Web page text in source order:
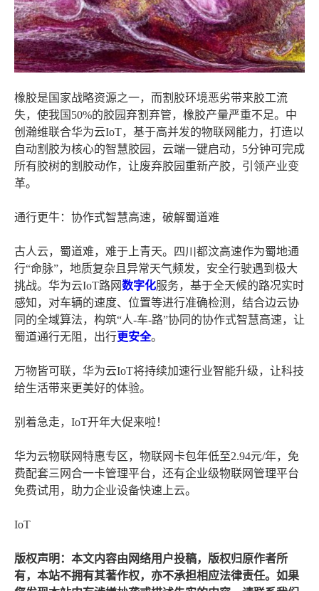
橡胶是国家战略资源之一，而割胶环境恶劣带来胶工流
失，使我国50%的胶园弃割弃管，橡胶产量严重不足。中
创瀚维联合华为云IoT，基于高并发的物联网能力，打造以
自动割胶为核心的智慧胶园，云端一键启动，5分钟可完成
所有胶树的割胶动作，让废弃胶园重新产胶，引领产业变
革。
通行更牛：协作式智慧高速，破解蜀道难
古人云，蜀道难，难于上青天。四川都汶高速作为蜀地通
行“命脉”，地质复杂且异常天气频发，安全行驶遇到极大
挑战。华为云IoT路网数字化服务，基于全天候的路况实时
感知，对车辆的速度、位置等进行准确检测，结合边云协
同的全域算法，构筑“人-车-路”协同的协作式智慧高速，让
蜀道通行无阻，出行更安全。
万物皆可联，华为云IoT将持续加速行业智能升级，让科技
给生活带来更美好的体验。
别着急走，IoT开年大促来啦！
华为云物联网特惠专区，物联网卡包年低至2.94元/年，免
费配套三网合一卡管理平台，还有企业级物联网管理平台
免费试用，助力企业设备快速上云。
IoT
版权声明：本文内容由网络用户投稿，版权归原作者所
有，本站不拥有其著作权，亦不承担相应法律责任。如果